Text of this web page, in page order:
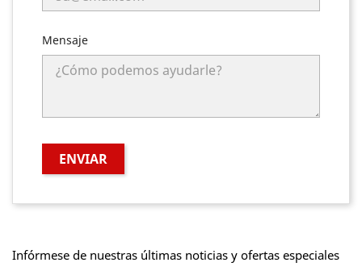
Mensaje
Infórmese de nuestras últimas noticias y ofertas especiales